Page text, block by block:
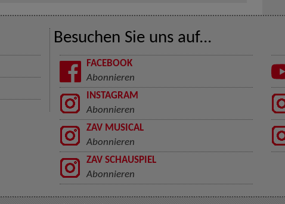
Besuchen Sie uns auf...
FACEBOOK
Abonnieren
INSTAGRAM
Abonnieren
ZAV MUSICAL
Abonnieren
ZAV SCHAUSPIEL
Abonnieren